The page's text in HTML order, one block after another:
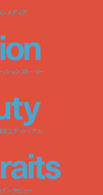
メディア
on
ションストーリー
ty
エディトリアル
aits
ンタビュー